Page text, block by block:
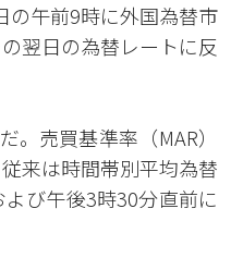
の午前9時に外国為替市
翌日の為替レートに反
売買基準率（MAR）
来は時間帯別平均為替
び午後3時30分直前に